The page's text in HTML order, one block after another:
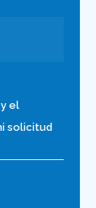
y el
solicitud